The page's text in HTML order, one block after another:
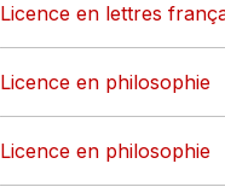
Licence en lettres
Licence en philosophie
Licence en philosophie